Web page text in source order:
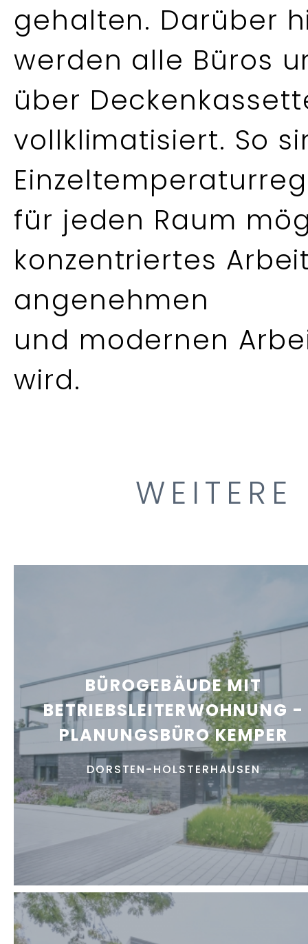
gehalten. Darüber
werden alle Büros
über
vollklimatisiert. So
für jeden Raum
konzentriertes
angenehmen
und modernen
wird.
WEITERE
BÜROGEBÄUDE MIT
BETRIEBSLEITERWOHNUNG -
PLANUNGSBÜRO KEMPER
DORSTEN-HOLSTERHAUSEN